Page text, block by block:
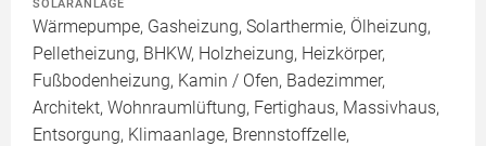
SOLARANLAGE
Wärmepumpe, Gasheizung, Solarthermie, Ölheizung,
Pelletheizung, BHKW, Holzheizung, Heizkörper,
Fußbodenheizung, Kamin / Ofen, Badezimmer,
Architekt, Wohnraumlüftung, Fertighaus, Massivhaus,
Entsorgung, Klimaanlage, Brennstoffzelle,